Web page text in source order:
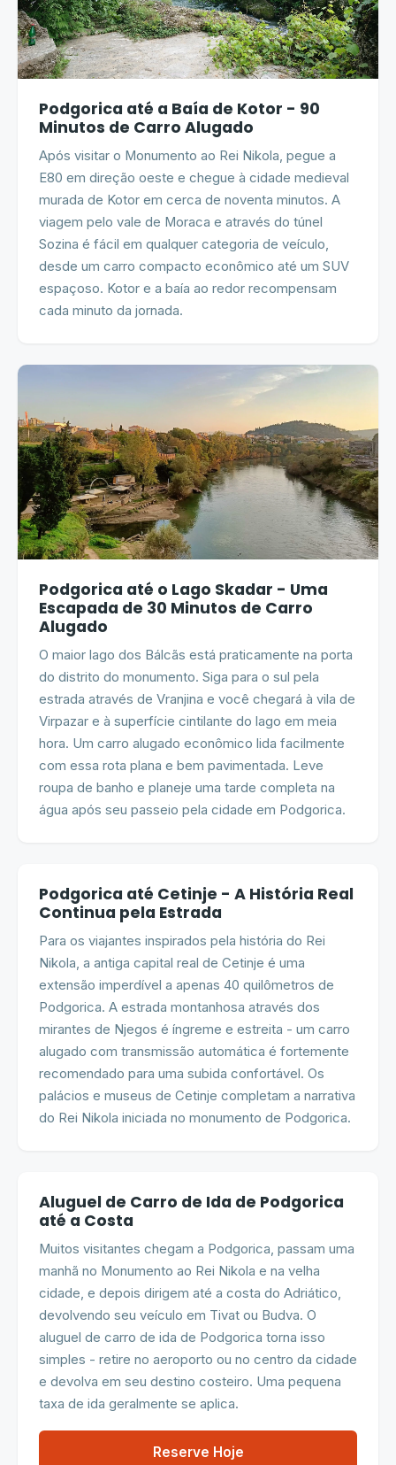
Podgorica até a Baía de Kotor - 90
Minutos de Carro Alugado
Após visitar o Monumento ao Rei Nikola, pegue a
E80 em direção oeste e chegue à cidade medieval
murada de Kotor em cerca de noventa minutos. A
viagem pelo vale de Moraca e através do túnel
Sozina é fácil em qualquer categoria de veículo,
desde um carro compacto econômico até um SUV
espaçoso. Kotor e a baía ao redor recompensam
cada minuto da jornada.
Podgorica até o Lago Skadar - Uma
Escapada de 30 Minutos de Carro
Alugado
O maior lago dos Bálcãs está praticamente na porta
do distrito do monumento. Siga para o sul pela
estrada através de Vranjina e você chegará à vila de
Virpazar e à superfície cintilante do lago em meia
hora. Um carro alugado econômico lida facilmente
com essa rota plana e bem pavimentada. Leve
roupa de banho e planeje uma tarde completa na
água após seu passeio pela cidade em Podgorica.
Podgorica até Cetinje - A História Real
Continua pela Estrada
Para os viajantes inspirados pela história do Rei
Nikola, a antiga capital real de Cetinje é uma
extensão imperdível a apenas 40 quilômetros de
Podgorica. A estrada montanhosa através dos
mirantes de Njegos é íngreme e estreita - um carro
alugado com transmissão automática é fortemente
recomendado para uma subida confortável. Os
palácios e museus de Cetinje completam a narrativa
do Rei Nikola iniciada no monumento de Podgorica.
Aluguel de Carro de Ida de Podgorica
até a Costa
Muitos visitantes chegam a Podgorica, passam uma
manhã no Monumento ao Rei Nikola e na velha
cidade, e depois dirigem até a costa do Adriático,
devolvendo seu veículo em Tivat ou Budva. O
aluguel de carro de ida de Podgorica torna isso
simples - retire no aeroporto ou no centro da cidade
e devolva em seu destino costeiro. Uma pequena
taxa de ida geralmente se aplica.
Reserve Hoje